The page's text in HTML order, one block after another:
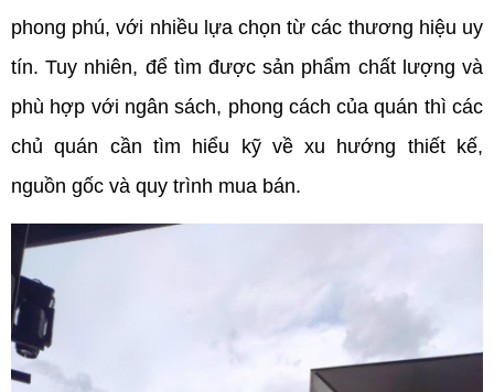
phong phú, với nhiều lựa chọn từ các thương hiệu uy
tín. Tuy nhiên, để tìm được sản phẩm chất lượng và
phù hợp với ngân sách, phong cách của quán thì các
chủ quán cần tìm hiểu kỹ về xu hướng thiết kế,
nguồn gốc và quy trình mua bán.